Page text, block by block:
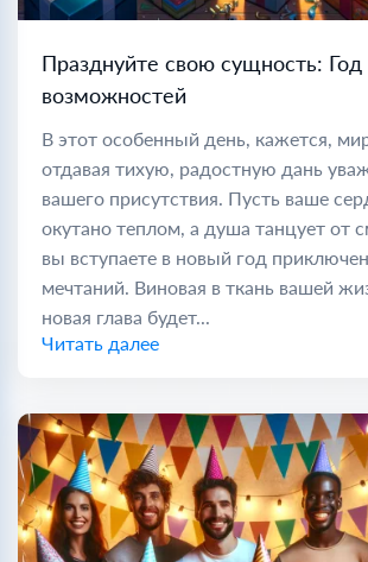
Празднуйте свою сущность: Год
возможностей
В этот особенный день, кажется,
отдавая тихую, радостную дань
вашего присутствия. Пусть ваше
окутано теплом, а душа танцует от
вы вступаете в новый год
мечтаний. Виновая в ткань вашей
новая глава будет...
Читать далее